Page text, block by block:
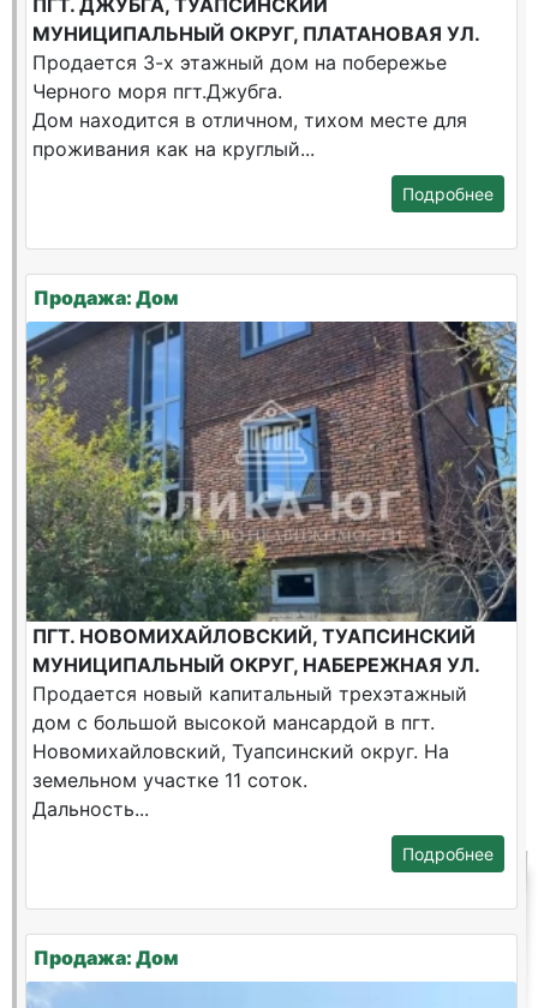
ПГТ. ДЖУБГА, ТУАПСИНСКИЙ
МУНИЦИПАЛЬНЫЙ ОКРУГ, ПЛАТАНОВАЯ УЛ.
Продается 3-х этажный дом на побережье
Черного моря пгт.Джубга.
Дом находится в отличном, тихом месте для
проживания как на круглый...
Подробнее
Продажа: Дом
ПГТ. НОВОМИХАЙЛОВСКИЙ, ТУАПСИНСКИЙ
МУНИЦИПАЛЬНЫЙ ОКРУГ, НАБЕРЕЖНАЯ УЛ.
Продается новый капитальный трехэтажный
дом с большой высокой мансардой в пгт.
Новомихайловский, Туапсинский округ. На
земельном участке 11 соток.
Дальность...
Подробнее
Продажа: Дом